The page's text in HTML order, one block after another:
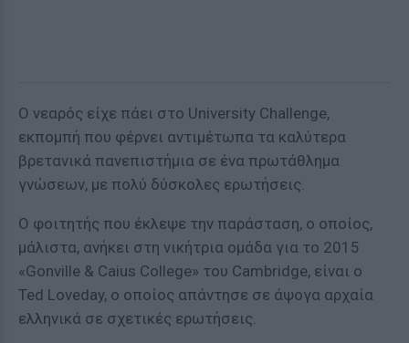
Ο νεαρός είχε πάει στο University Challenge,
εκπομπή που φέρνει αντιμέτωπα τα καλύτερα
βρετανικά πανεπιστήμια σε ένα πρωτάθλημα
γνώσεων, με πολύ δύσκολες ερωτήσεις.
Ο φοιτητής που έκλεψε την παράσταση, ο οποίος,
μάλιστα, ανήκει στη νικήτρια ομάδα για το 2015
«Gonville & Caius College» του Cambridge, είναι ο
Ted Loveday, ο οποίος απάντησε σε άψογα αρχαία
ελληνικά σε σχετικές ερωτήσεις.